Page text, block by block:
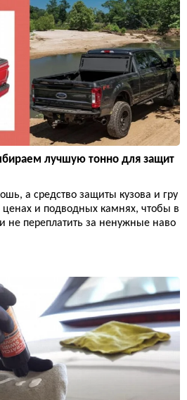
лучшую тонно для защит
а средство защиты кузова и гру
ценах и подводных камнях, чтобы в
не переплатить за ненужные наво